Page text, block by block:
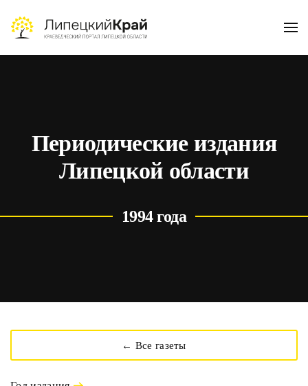
Skip to main content
Периодические издания
Липецкой области
1994 года
← Все газеты